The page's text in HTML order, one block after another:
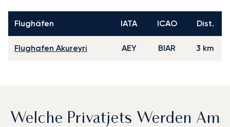
Flughäfen IATA ICAO Dist.
Flughafen Akureyri AEY BIAR 3 km
Welche Privatjets Werden Am